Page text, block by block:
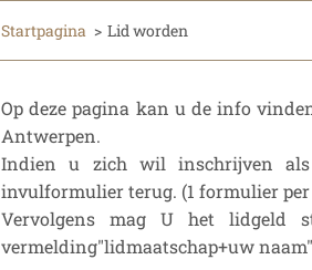
Startpagina > Lid worden
Op deze pagina kan u de info
Antwerpen.
Indien u zich wil inschrijven
invulformulier terug. (1 formulier per
Vervolgens mag U het lidgeld
vermelding"lidmaatschap+uw naam"